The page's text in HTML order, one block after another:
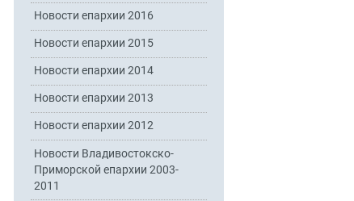
Новости епархии 2016
Новости епархии 2015
Новости епархии 2014
Новости епархии 2013
Новости епархии 2012
Новости Владивостокско-
Приморской епархии 2003-
2011